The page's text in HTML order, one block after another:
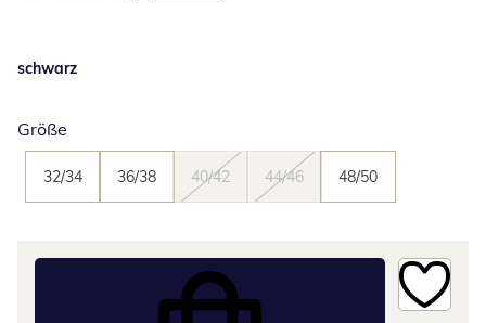
schwarz
Größe
32/34 36/38 40/42 44/46 48/50